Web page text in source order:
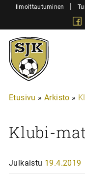
SiirryIlmoittautuminen |
Sjk-
Juniorit
Etusivu » Arkisto »
Klubi-
Julkaistu 19.4.2019